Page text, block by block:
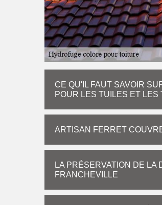
CE QU'IL FAUT SAVOIR
POUR LES TUILES ET
ARTISAN FERRET
LA PRÉSERVATION DE LA
FRANCHEVILLE